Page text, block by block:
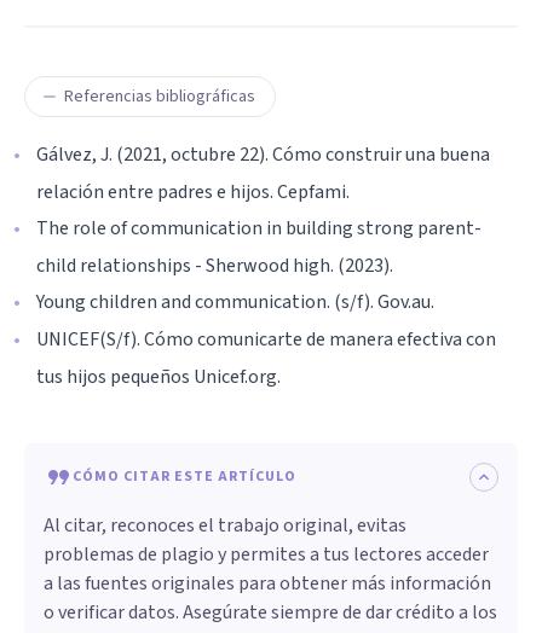
Referencias bibliográficas
Gálvez, J. (2021, octubre 22). Cómo construir una buena
relación entre padres e hijos. Cepfami.
The role of communication in building strong parent-
child relationships - Sherwood high. (2023).
Young children and communication. (s/f). Gov.au.
UNICEF(S/f). Cómo comunicarte de manera efectiva con
tus hijos pequeños Unicef.org.
CÓMO CITAR ESTE ARTÍCULO
Al citar, reconoces el trabajo original, evitas
problemas de plagio y permites a tus lectores acceder
a las fuentes originales para obtener más información
o verificar datos. Asegúrate siempre de dar crédito a los